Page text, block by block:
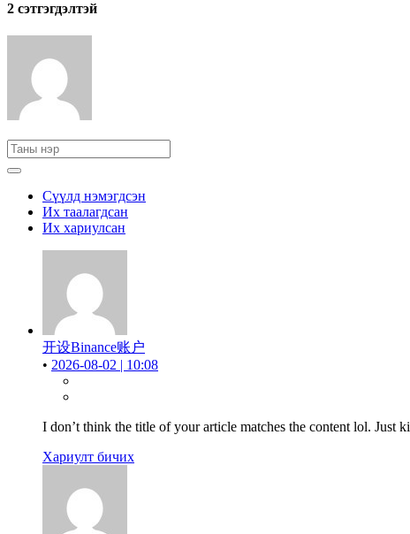
2 cэтгэгдэлтэй
Сүүлд нэмэгдсэн
Их таалагдсан
Их хариулсан
开设Binance账户
• 2026-08-02 | 10:08
I don’t think the title of your article matches the content lol. Just
Хариулт бичих